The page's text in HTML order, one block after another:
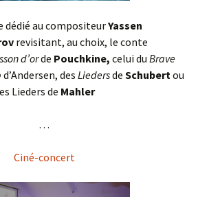
dédié au compositeurYassen
revisitant, au choix, le conte
d’orde Pouchkine, celui du Brave
d’Andersen, des Liedersde Schubert ou
Lieders de Mahler
. . .
Ciné-concert